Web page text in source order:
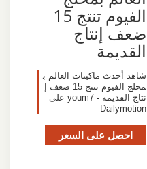
الفيوم تنتج 15
ضعف إنتاج
القديمة
شاهد أحدث ماكينات العالم ب
محلج الفيوم تنتج 15 ضعف إ
نتاج القديمة - youm7 على
Dailymotion
احصل على السعر